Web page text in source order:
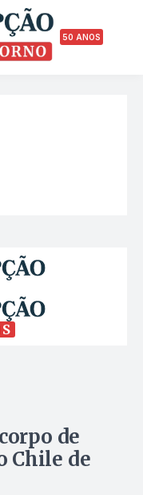
50 ANOS
de
Chile de